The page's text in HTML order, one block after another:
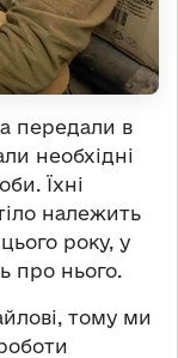
передали в
необхідні
Їхні
належить
року, у
про нього.
тому ми